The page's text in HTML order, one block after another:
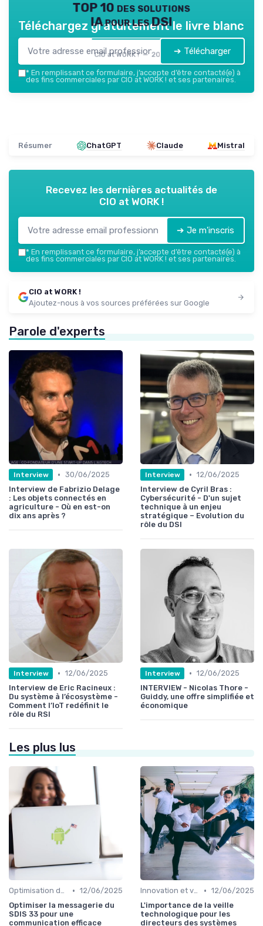
TOP 10 des solutions
IA pour les DSI
CIO at WORK ! — 2026
Téléchargez gratuitement le livre blanc
➔ Télécharger
* En remplissant ce formulaire, j’accepte d’être contacté(e) à
des fins commerciales par CIO at WORK ! et ses partenaires.
Résumer ChatGPT Claude Mistral
Recevez les dernières actualités de
CIO at WORK !
➔ Je m'inscris
* En remplissant ce formulaire, j’accepte d’être contacté(e) à
des fins commerciales par CIO at WORK ! et ses partenaires.
CIO at WORK !
Ajoutez-nous à vos sources préférées sur Google
Parole d'experts
Interview • 30/06/2025
Interview de Fabrizio Delage
: Les objets connectés en
agriculture - Où en est-on
dix ans après ?
Interview • 12/06/2025
Interview de Cyril Bras :
Cybersécurité - D'un sujet
technique à un enjeu
stratégique – Evolution du
rôle du DSI
Interview • 12/06/2025
Interview de Eric Racineux :
Du système à l’écosystème -
Comment l’IoT redéfinit le
rôle du RSI
Interview • 12/06/2025
INTERVIEW - Nicolas Thore -
Guiddy, une offre simplifiée et
économique
Les plus lus
Optimisation des infrastructures IT • 12/06/2025
Optimiser la messagerie du
SDIS 33 pour une
communication efficace
Innovation et veille technologique • 12/06/2025
L'importance de la veille
technologique pour les
directeurs des systèmes